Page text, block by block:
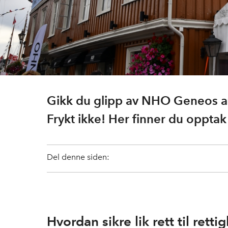
Gikk du glipp av NHO Geneos
Frykt ikke! Her finner du
Del denne siden:
Hvordan sikre lik rett til